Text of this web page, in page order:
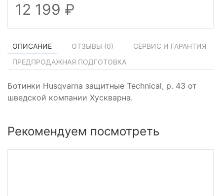
12 199
ОПИСАНИЕ ОТЗЫВЫ (0)
СЕРВИС И ГАРАНТИЯ
ПРЕДПРОДАЖНАЯ ПОДГОТОВКА
Ботинки Husqvarna защитные Technical, р. 43 от
шведской компании Хускварна.
Рекомендуем посмотреть